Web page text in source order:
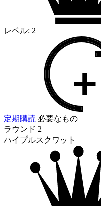
レベル: 2
定期購読 必要なもの
ラウンド 2
ハイプルスクワット